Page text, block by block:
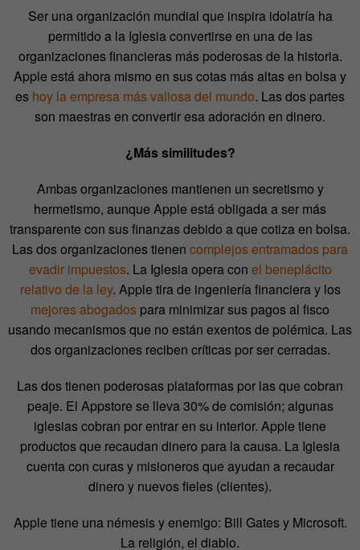
Ser una organización mundial que inspira idolatría ha
permitido a la Iglesia convertirse en una de las
organizaciones financieras más poderosas de la historia.
Apple está ahora mismo en sus cotas más altas en bolsa y
es hoy la empresa más valiosa del mundo. Las dos partes
son maestras en convertir esa adoración en dinero.
¿Más similitudes?
Ambas organizaciones mantienen un secretismo y
hermetismo, aunque Apple está obligada a ser más
transparente con sus finanzas debido a que cotiza en bolsa.
Las dos organizaciones tienen complejos entramados para
evadir impuestos. La Iglesia opera con el beneplácito
relativo de la ley. Apple tira de ingeniería financiera y los
mejores abogados para minimizar sus pagos al fisco
usando mecanismos que no están exentos de polémica. Las
dos organizaciones reciben críticas por ser cerradas.
Las dos tienen poderosas plataformas por las que cobran
peaje. El Appstore se lleva 30% de comisión; algunas
iglesias cobran por entrar en su interior. Apple tiene
productos que recaudan dinero para la causa. La Iglesia
cuenta con curas y misioneros que ayudan a recaudar
dinero y nuevos fieles (clientes).
Apple tiene una némesis y enemigo: Bill Gates y Microsoft.
La religión, el diablo.